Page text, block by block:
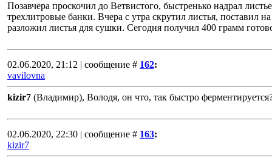
Позавчера проскочил до Ветвистого, быстренько надрал
трехлитровые банки. Вчера с утра скрутил листья, поставил
разложил листья для сушки. Сегодня получил 400 грамм
02.06.2020, 21:12 | сообщение # 162:
vavilovna
kizir7 (Владимир), Володя, он что, так быстро
02.06.2020, 22:30 | сообщение # 163:
kizir7